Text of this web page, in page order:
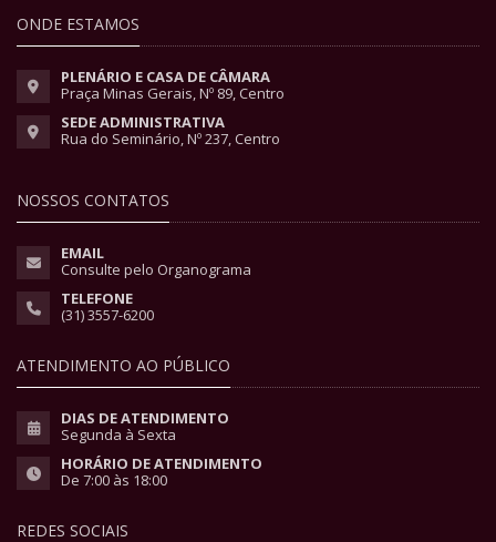
ONDE ESTAMOS
PLENÁRIO E CASA DE CÂMARA
Praça Minas Gerais, Nº 89, Centro
SEDE ADMINISTRATIVA
Rua do Seminário, Nº 237, Centro
NOSSOS CONTATOS
EMAIL
Consulte pelo Organograma
TELEFONE
(31) 3557-6200
ATENDIMENTO AO PÚBLICO
DIAS DE ATENDIMENTO
Segunda à Sexta
HORÁRIO DE ATENDIMENTO
De 7:00 às 18:00
REDES SOCIAIS